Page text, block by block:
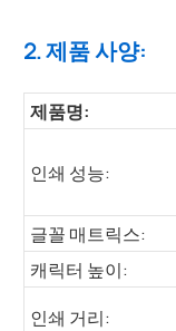
2. 제품 사양:
제품명:
인쇄 성능:
글꼴 매트릭스:
캐릭터 높이:
인쇄 거리: